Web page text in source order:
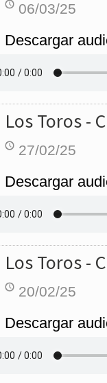
06/03/25
Descargar
Los Toros -
27/02/25
Descargar
Los Toros -
20/02/25
Descargar